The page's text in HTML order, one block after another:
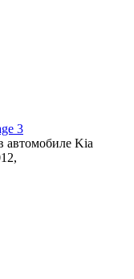
3
автомобиле Kia